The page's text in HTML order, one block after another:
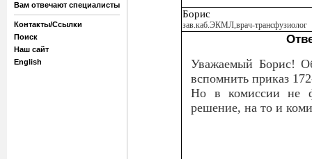
Вам отвечают специалисты
Контакты/Ссылки
Поиск
Наш сайт
English
Борис
зав.каб.ЭКМЛ,врач-трансфузиолог
Уважаемый Борис!
вспомнить приказ
Но в комиссии не
решение, на то и